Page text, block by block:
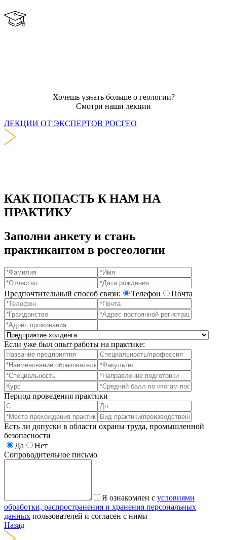
Хочешь узнать больше о геологии?
Смотри наши лекции
ЛЕКЦИИ ОТ ЭКСПЕРТОВ РОСГЕО
КАК ПОПАСТЬ К НАМ НА
ПРАКТИКУ
Заполни анкету и стань
практикантом в росгеологии
Предпочтительный способ связи: Телефон Почта
Если уже был опыт работы на практике:
Период проведения практики
Есть ли допуски в области охраны труда, промышленной
безопасности
Да
Нет
Сопроводительное письмо
Я ознакомлен с условиями
обработки, распространения и хранения персональных
данных пользователей и согласен с ними
Назад